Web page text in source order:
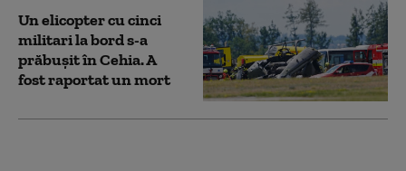
Un elicopter cu cinci
militari la bord s-a
prăbușit în Cehia. A
fost raportat un mort